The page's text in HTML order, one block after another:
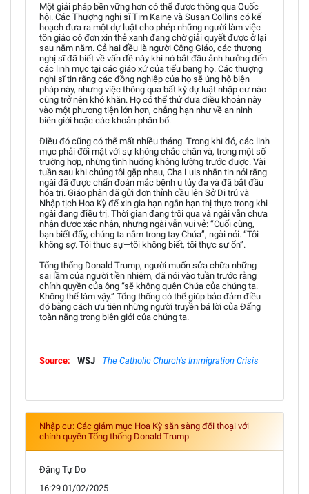
Một giải pháp bền vững hơn có thể được thông qua Quốc
hội. Các Thượng nghị sĩ Tim Kaine và Susan Collins có kế
hoạch đưa ra một dự luật cho phép những người làm việc
tôn giáo có đơn xin thẻ xanh đang chờ giải quyết được ở lại
sau năm năm. Cả hai đều là người Công Giáo, các thượng
nghị sĩ đã biết về vấn đề này khi nó bắt đầu ảnh hưởng đến
các linh mục tại các giáo xứ của tiểu bang họ. Các thượng
nghị sĩ tin rằng các đồng nghiệp của họ sẽ ủng hộ biện
pháp này, nhưng việc thông qua bất kỳ dự luật nhập cư nào
cũng trở nên khó khăn. Họ có thể thử đưa điều khoản này
vào một phương tiện lớn hơn, chẳng hạn như về an ninh
biên giới hoặc các khoản phân bổ.
Điều đó cũng có thể mất nhiều tháng. Trong khi đó, các linh
mục phải đối mặt với sự không chắc chắn và, trong một số
trường hợp, những tình huống không lường trước được. Vài
tuần sau khi chúng tôi gặp nhau, Cha Luis nhắn tin nói rằng
ngài đã được chẩn đoán mắc bệnh u tủy đa và đã bắt đầu
hóa trị. Giáo phận đã gửi đơn thỉnh cầu lên Sở Di trú và
Nhập tịch Hoa Kỳ để xin gia hạn ngắn hạn thị thực trong khi
ngài đang điều trị. Thời gian đang trôi qua và ngài vẫn chưa
nhận được xác nhận, nhưng ngài vẫn vui vẻ: “Cuối cùng,
bạn biết đấy, chúng ta nằm trong tay Chúa”, ngài nói. “Tôi
không sợ. Tôi thực sự—tôi không biết, tôi thực sự ổn”.
Tổng thống Donald Trump, người muốn sửa chữa những
sai lầm của người tiền nhiệm, đã nói vào tuần trước rằng
chính quyền của ông “sẽ không quên Chúa của chúng ta.
Không thể làm vậy.” Tổng thống có thể giúp bảo đảm điều
đó bằng cách ưu tiên những người truyền bá lời của Đấng
toàn năng trong biên giới của chúng ta.
Source: WSJ The Catholic Church’s Immigration Crisis
Nhập cư: Các giám mục Hoa Kỳ sẵn sàng đối thoại với
chính quyền Tổng thống Donald Trump
Đặng Tự Do
16:29 01/02/2025